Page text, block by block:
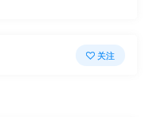
关注